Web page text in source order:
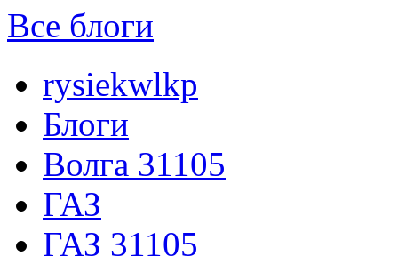
Все блоги
rysiekwlkp
Блоги
Волга 31105
ГАЗ
ГАЗ 31105